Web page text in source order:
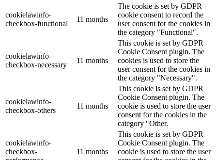
cookielawinfo-
checkbox-functional
11 months
The cookie is set by GDPR
cookie consent to record the
user consent for the cookies in
the category "Functional".
cookielawinfo-
checkbox-necessary
11 months
This cookie is set by GDPR
Cookie Consent plugin. The
cookies is used to store the
user consent for the cookies in
the category "Necessary".
cookielawinfo-
checkbox-others
11 months
This cookie is set by GDPR
Cookie Consent plugin. The
cookie is used to store the user
consent for the cookies in the
category "Other.
cookielawinfo-
checkbox-
11 months
This cookie is set by GDPR
Cookie Consent plugin. The
cookie is used to store the user